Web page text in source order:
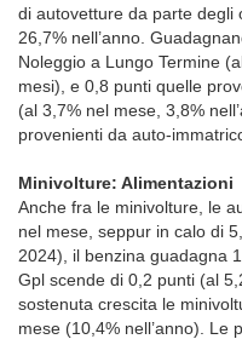
di autovetture da parte degli
26,7% nell’anno.
Noleggio a Lungo Termine
mesi), e 0,8 punti quelle
(al 3,7% nel mese, 3,8%
provenienti da auto-
Minivolture: Alimentazioni
Anche fra le minivolture, le
nel mese, seppur in calo di
2024), il benzina guadagna
Gpl scende di 0,2 punti (al
sostenuta crescita le
mese (10,4% nell’anno). Le